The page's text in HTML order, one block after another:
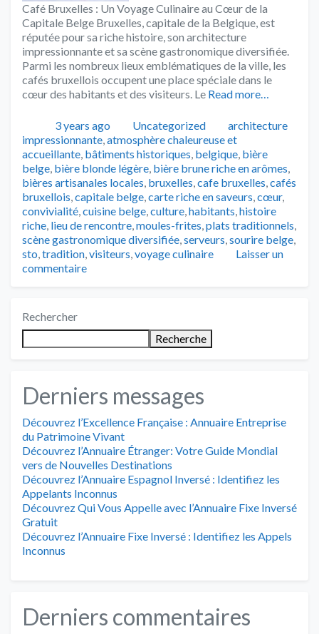
Café Bruxelles : Un Voyage Culinaire au Cœur de la
Capitale Belge Bruxelles, capitale de la Belgique, est
réputée pour sa riche histoire, son architecture
impressionnante et sa scène gastronomique diversifiée.
Parmi les nombreux lieux emblématiques de la ville, les
cafés bruxellois occupent une place spéciale dans le
cœur des habitants et des visiteurs. Le Read more…
Publié3 years ago Catégories
Uncategorized Tags
architecture
impressionnante,atmosphère chaleureuse et
accueillante, bâtiments historiques, belgique, bière
belge, bière blonde légère, bière brune riche en arômes,
bières artisanales locales, bruxelles,cafe bruxelles,cafés
bruxellois,capitale belge,carte riche en saveurs,cœur,
convivialité,cuisine belge,culture,habitants,histoire
riche, lieu de rencontre,moules-frites,plats traditionnels,
scène gastronomique diversifiée,serveurs,sourire belge,
sto,tradition,visiteurs,voyage culinaire
Laisser un
commentaire
Rechercher
Recherche
Derniers messages
Découvrez l’Excellence Française : Annuaire Entreprise
du Patrimoine Vivant
Découvrez l’Annuaire Étranger: Votre Guide Mondial
vers de Nouvelles Destinations
Découvrez l’Annuaire Espagnol Inversé : Identifiez les
Appelants Inconnus
Découvrez Qui Vous Appelle avec l’Annuaire Fixe Inversé
Gratuit
Découvrez l’Annuaire Fixe Inversé : Identifiez les Appels
Inconnus
Derniers commentaires